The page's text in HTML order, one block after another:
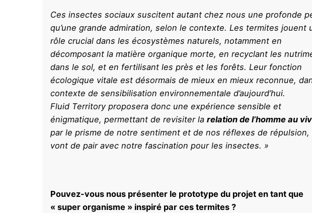
Ces insectes sociaux suscitent autant chez nous une profonde
qu’une grande admiration, selon le contexte. Les termites jouent
rôle crucial dans les écosystèmes naturels, notamment en
décomposant la matière organique morte, en recyclant les
dans le sol, et en fertilisant les près et les forêts. Leur fonction
écologique vitale est désormais de mieux en mieux reconnue,
contexte de sensibilisation environnementale d’aujourd’hui.
Fluid Territory proposera donc une expérience sensible et
énigmatique, permettant de revisiter la relation de l’homme au
par le prisme de notre sentiment et de nos réflexes de répulsion,
vont de pair avec notre fascination pour les insectes. »
Pouvez-vous nous présenter le prototype du projet en tant que
« super organisme » inspiré par ces termites ?